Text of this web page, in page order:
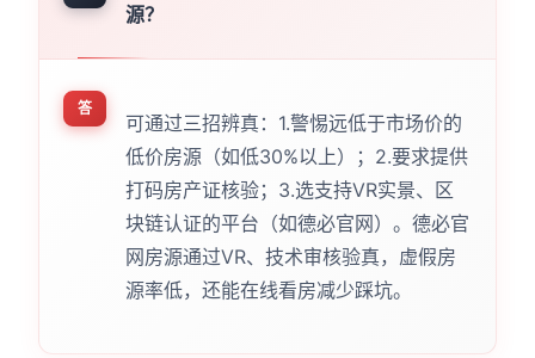
源？
答
可通过三招辨真：1.警惕远低于市场价的
低价房源（如低30%以上）；2.要求提供
打码房产证核验；3.选支持VR实景、区
块链认证的平台（如德必官网）。德必官
网房源通过VR、技术审核验真，虚假房
源率低，还能在线看房减少踩坑。